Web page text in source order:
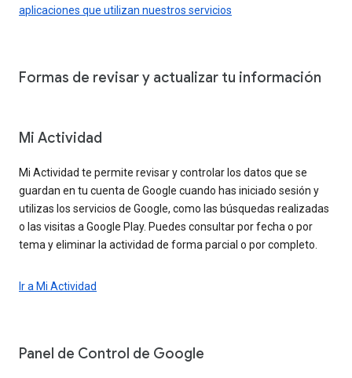
aplicaciones que utilizan nuestros servicios
Formas de revisar y actualizar tu información
Mi Actividad
Mi Actividad te permite revisar y controlar los datos que se
guardan en tu cuenta de Google cuando has iniciado sesión y
utilizas los servicios de Google, como las búsquedas realizadas
o las visitas a Google Play. Puedes consultar por fecha o por
tema y eliminar la actividad de forma parcial o por completo.
Ir a Mi Actividad
Panel de Control de Google